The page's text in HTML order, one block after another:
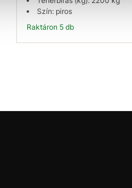
Szín: piros
Raktáron 5 db